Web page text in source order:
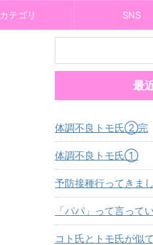
カテゴリ SNS
最
体調不良トモ氏②完
体調不良トモ氏①
予防接種行ってきま
「パパ」って言って
コト氏とトモ氏が似